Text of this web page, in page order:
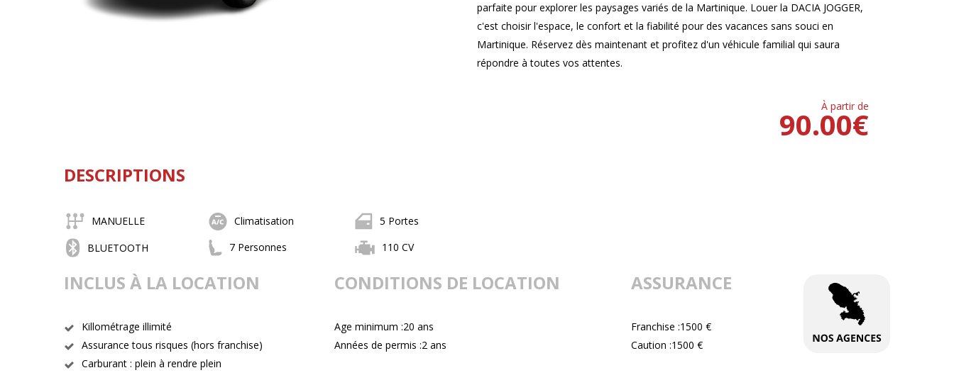
parfaite pour explorer les paysages variés de la Martinique. Louer la DACIA JOGGER,
c'est choisir l'espace, le confort et la fiabilité pour des vacances sans souci en
Martinique. Réservez dès maintenant et profitez d'un véhicule familial qui saura
répondre à toutes vos attentes.
À partir de
€
90.00
DESCRIPTIONS
MANUELLE Climatisation
5 Portes
BLUETOOTH
7 Personnes 110 CV
INCLUS À LA LOCATION
Killométrage illimité
Assurance tous risques (hors franchise)
Carburant : plein à rendre plein
CONDITIONS DE LOCATION
Age minimum :20 ans
Années de permis :2 ans
ASSURANCE
Franchise :1500 €
Caution :1500 €